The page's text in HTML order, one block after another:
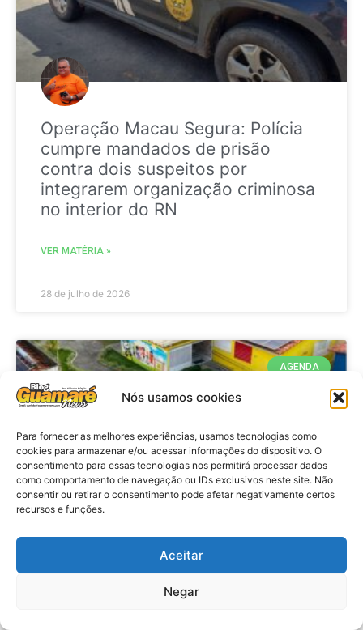
Nós usamos cookies
Para fornecer as melhores experiências, usamos tecnologias como
cookies para armazenar e/ou acessar informações do dispositivo. O
consentimento para essas tecnologias nos permitirá processar dados
como comportamento de navegação ou IDs exclusivos neste site. Não
consentir ou retirar o consentimento pode afetar negativamente certos
recursos e funções.
Aceitar
Negar
Operação Macau Segura: Polícia
cumpre mandados de prisão
contra dois suspeitos por
integrarem organização criminosa
no interior do RN
VER MATÉRIA »
28 de julho de 2026
AGENDA
Agenda: 10ª Mostra Pedagógica
da Casa Durval Paiva acontecerá
nesta quarta-feira (29)